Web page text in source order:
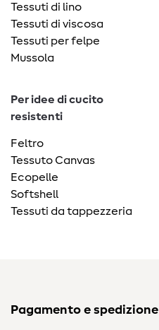
Tessuti di lino
Tessuti di viscosa
Tessuti per felpe
Mussola
Per idee di cucito
resistenti
Feltro
Tessuto Canvas
Ecopelle
Softshell
Tessuti da tappezzeria
Pagamento e spedizione